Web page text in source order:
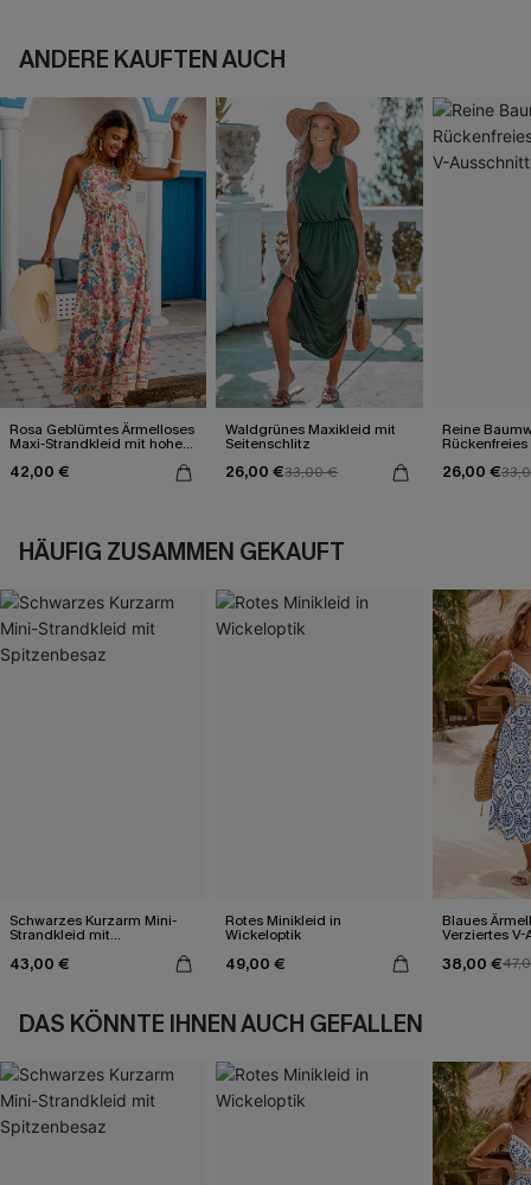
ANDERE KAUFTEN AUCH
Rosa Geblümtes Ärmelloses
Maxi-Strandkleid mit hohem
42,00 €
Waldgrünes Maxikleid mit
Seitenschlitz
26,00 €33,00 €
Reine
26,00 €
HÄUFIG ZUSAMMEN GEKAUFT
Schwarzes Kurzarm Mini-
Strandkleid mit
43,00 €
Rotes Minikleid in
Wickeloptik
49,00 €
Blaues
Verziertes
38,00 €
DAS KÖNNTE IHNEN AUCH GEFALLEN